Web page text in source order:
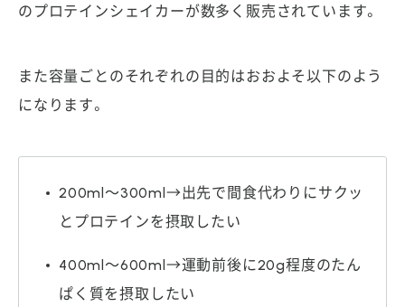
のプロテインシェイカーが数多く販売されています。
また容量ごとのそれぞれの目的はおおよそ以下のよう
になります。
200ml～300ml→出先で間食代わりにサクッ
とプロテインを摂取したい
400ml～600ml→運動前後に20g程度のたん
ぱく質を摂取したい